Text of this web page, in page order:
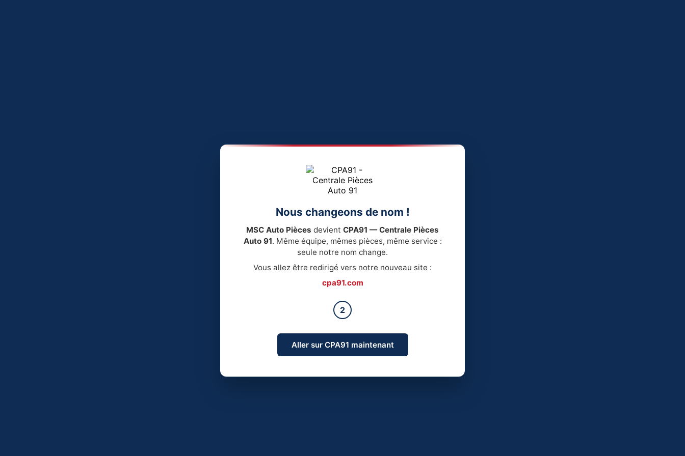
Nous changeons de nom !
MSC Auto Pièces devient CPA91 — Centrale Pièces
Auto 91. Même équipe, mêmes pièces, même service :
seule notre nom change.
Vous allez être redirigé vers notre nouveau site :
cpa91.com
2
Aller sur CPA91 maintenant